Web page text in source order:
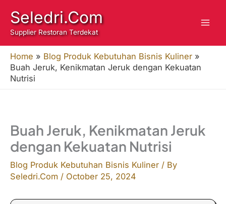
content
Seledri.Com
Supplier Restoran Terdekat
Home » Blog Produk Kebutuhan Bisnis Kuliner »
Buah Jeruk, Kenikmatan Jeruk dengan Kekuatan
Nutrisi
Buah Jeruk, Kenikmatan Jeruk
dengan Kekuatan Nutrisi
Blog Produk Kebutuhan Bisnis Kuliner / By
Seledri.Com / October 25, 2024